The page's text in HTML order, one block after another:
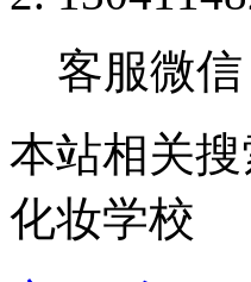
客服微信
本站相关搜
化妆学校